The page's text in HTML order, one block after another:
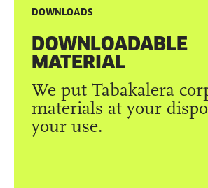
DOWNLOADS
DOWNLOADABLE
MATERIAL
We put Tabakalera
materials at your
your use.